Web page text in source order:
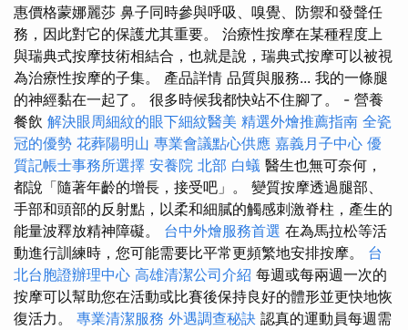
惠價格蒙娜麗莎 鼻子同時參與呼吸、嗅覺、防禦和發聲任
務，因此對它的保護尤其重要。 治療性按摩在某種程度上
與瑞典式按摩技術相結合，也就是說，瑞典式按摩可以被視
為治療性按摩的子集。 產品詳情 品質與服務... 我的一條腿
的神經黏在一起了。 很多時候我都快站不住腳了。 - 營養
餐飲 解決眼周細紋的眼下細紋醫美 精選外燴推薦指南 全瓷
冠的優勢 花葬陽明山 專業會議點心供應 嘉義月子中心 優
質記帳士事務所選擇 安養院 北部 白蟻 醫生也無可奈何，
都說「隨著年齡的增長，接受吧」。 變質按摩透過腿部、
手部和頭部的反射點，以柔和細膩的觸感刺激脊柱，產生的
能量波釋放精神障礙。 台中外燴服務首選 在為馬拉松等活
動進行訓練時，您可能需要比平常更頻繁地安排按摩。 台
北台胞證辦理中心 高雄清潔公司介紹 每週或每兩週一次的
按摩可以幫助您在活動或比賽後保持良好的體形並更快地恢
復活力。 專業清潔服務 外遇調查秘訣 認真的運動員每週需